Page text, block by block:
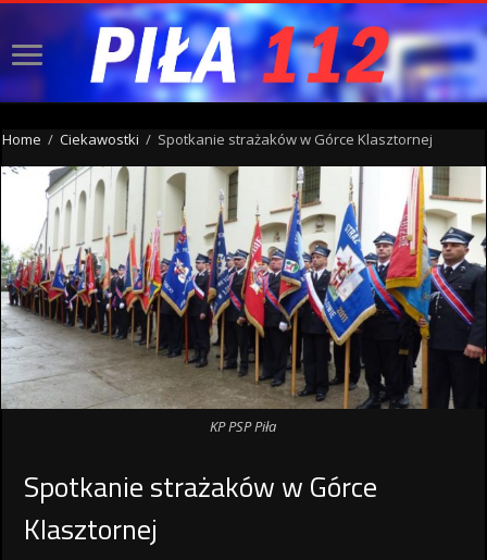
Home / Ciekawostki / Spotkanie strażaków w Górce Klasztornej
KP PSP Piła
Spotkanie strażaków w Górce
Klasztornej